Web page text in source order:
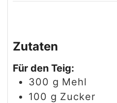
Zutaten
Für den Teig:
300 g Mehl
100 g Zucker